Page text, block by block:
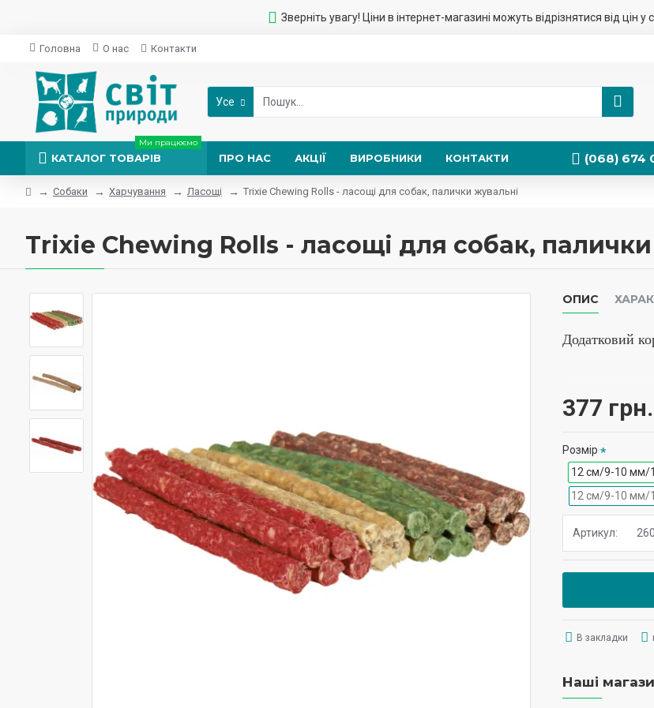
Зверніть увагу! Ціни в інтернет-магазині можуть відрізнятися від цін у
Головна О нас Контакти
Усе
КАТАЛОГ ТОВАРІВ
Ми працюємо
ПРО НАС АКЦІЇ ВИРОБНИКИ КОНТАКТИ (068) 674
Собаки Харчування Ласощі Trixie Chewing Rolls - ласощі для собак, палички жувальні
Trixie Chewing Rolls - ласощі для собак,
ОПИС
Додатковий
Інгредієнти:
Аналітичний
Вміст жиру
377 грн.
Розмір
12 см/9-10 мм/
12 см/9-10 мм/
Артикул:
В закладки
Наші